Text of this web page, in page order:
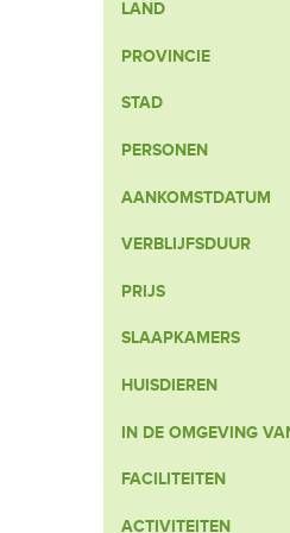
LAND
PROVINCIE
STAD
PERSONEN
AANKOMSTDATUM
VERBLIJFSDUUR
PRIJS
SLAAPKAMERS
HUISDIEREN
IN DE OMGEVING
FACILITEITEN
ACTIVITEITEN